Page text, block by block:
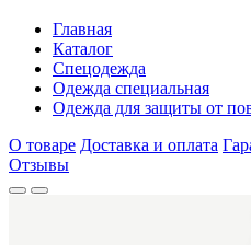
Главная
Каталог
Спецодежда
Одежда специальная
Одежда для защиты от
О товаре Доставка и оплата
Отзывы